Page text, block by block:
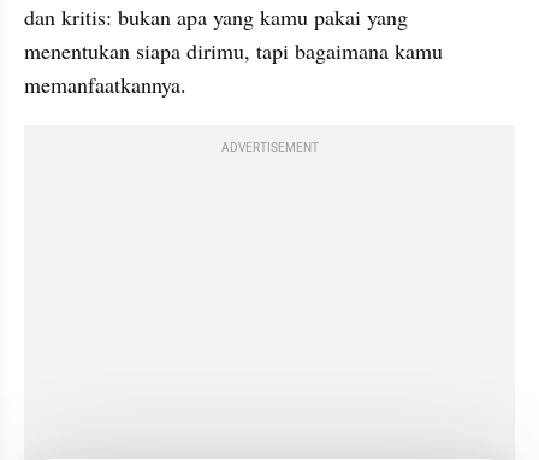
dan kritis: bukan apa yang kamu pakai yang
menentukan siapa dirimu, tapi bagaimana kamu
memanfaatkannya.
ADVERTISEMENT